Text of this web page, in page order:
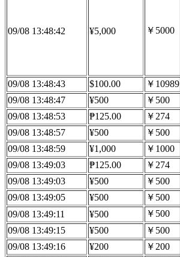
09/08 13:48:42 ¥5,000 ￥5000
09/08 13:48:43 $100.00 ￥10989
09/08 13:48:47
¥500 ￥500
09/08 13:48:53
₱125.00 ￥274
09/08 13:48:57
¥500 ￥500
09/08 13:48:59
¥1,000 ￥1000
09/08 13:49:03
₱125.00 ￥274
09/08 13:49:03
¥500 ￥500
09/08 13:49:05
¥500 ￥500
09/08 13:49:11
¥500 ￥500
09/08 13:49:15
¥500 ￥500
09/08 13:49:16
¥200 ￥200